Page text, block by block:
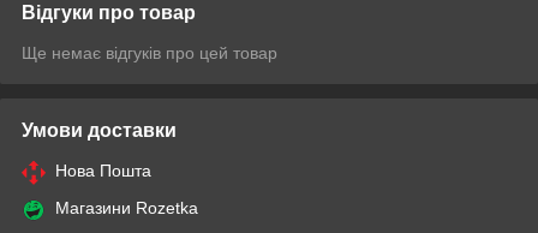
Відгуки про товар
Ще немає відгуків про цей товар
Умови доставки
Нова Пошта
Магазини Rozetka